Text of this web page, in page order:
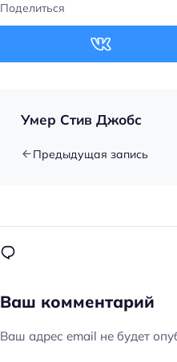
Поделиться
Умер Стив Джобс
Предыдущая запись
Ваш комментарий
Ваш адрес email не будет